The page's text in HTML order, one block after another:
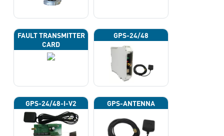
FAULT TRANSMITTER
CARD
GPS-24/48
GPS-24/48-I-V2 GPS-ANTENNA